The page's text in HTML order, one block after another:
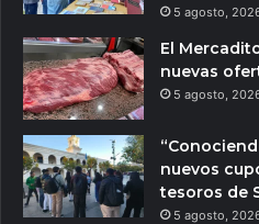
5 agosto,
El
nuevas
5 agosto,
nuevos
tesoros de
5 agosto,